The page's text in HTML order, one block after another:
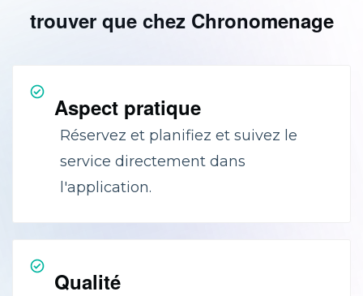
trouver que chez Chronomenage
Aspect pratique
Réservez et planifiez et suivez le
service directement dans
l'application.
Qualité